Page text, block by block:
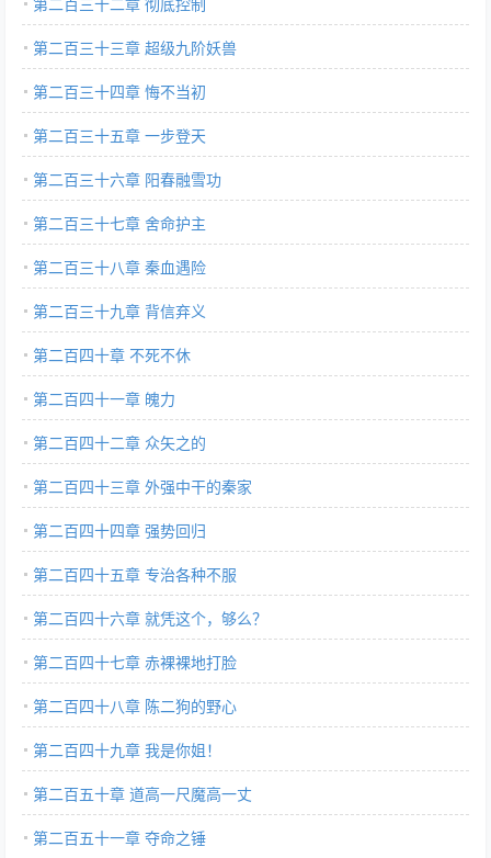
第二百三十三章 超级九阶妖兽
第二百三十四章 悔不当初
第二百三十五章 一步登天
第二百三十六章 阳春融雪功
第二百三十七章 舍命护主
第二百三十八章 秦血遇险
第二百三十九章 背信弃义
第二百四十章 不死不休
第二百四十一章 魄力
第二百四十二章 众矢之的
第二百四十三章 外强中干的秦家
第二百四十四章 强势回归
第二百四十五章 专治各种不服
第二百四十六章 就凭这个，够么？
第二百四十七章 赤裸裸地打脸
第二百四十八章 陈二狗的野心
第二百四十九章 我是你姐！
第二百五十章 道高一尺魔高一丈
第二百五十一章 夺命之锤